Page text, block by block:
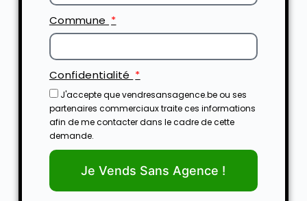
Commune
Confidentialité
J'accepte que vendresansagence.be ou ses
partenaires commerciaux traite ces informations
afin de me contacter dans le cadre de cette
demande.
Je Vends Sans Agence !